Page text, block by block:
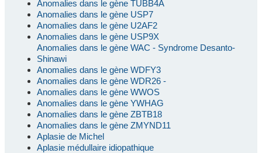
Anomalies dans le gène TUBB4A
Anomalies dans le gène USP7
Anomalies dans le gène U2AF2
Anomalies dans le gène USP9X
Anomalies dans le gène WAC - Syndrome Desanto-
Shinawi
Anomalies dans le gène WDFY3
Anomalies dans le gène WDR26 -
Anomalies dans le gène WWOS
Anomalies dans le gène YWHAG
Anomalies dans le gène ZBTB18
Anomalies dans le gène ZMYND11
Aplasie de Michel
Aplasie médullaire idiopathique